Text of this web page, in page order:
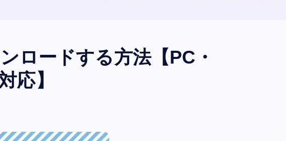
ロードする方法【PC・
応】